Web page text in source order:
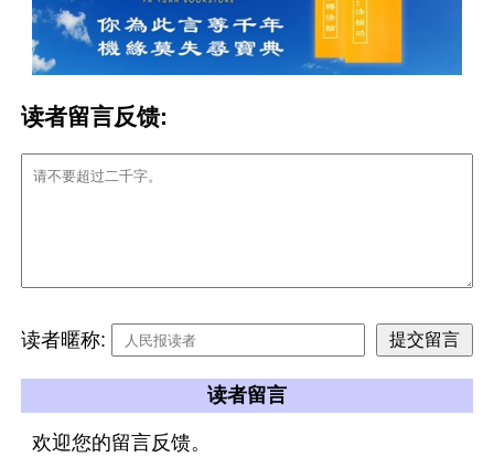
读者留言反馈:
读者暱称:
读者留言
欢迎您的留言反馈。